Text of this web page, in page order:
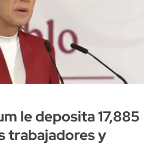
le deposita 17,885
trabajadores y